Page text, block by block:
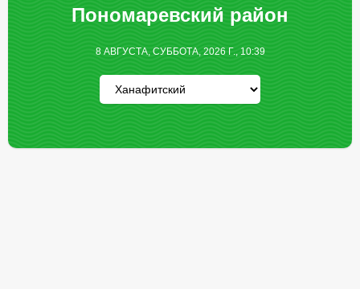
Пономаревский район
8 АВГУСТА, СУББОТА, 2026 Г., 10:39